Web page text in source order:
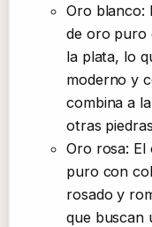
Oro blanco:
de oro puro
la plata, lo
moderno y
combina a
otras
Oro rosa: El
puro con
rosado y
que buscan